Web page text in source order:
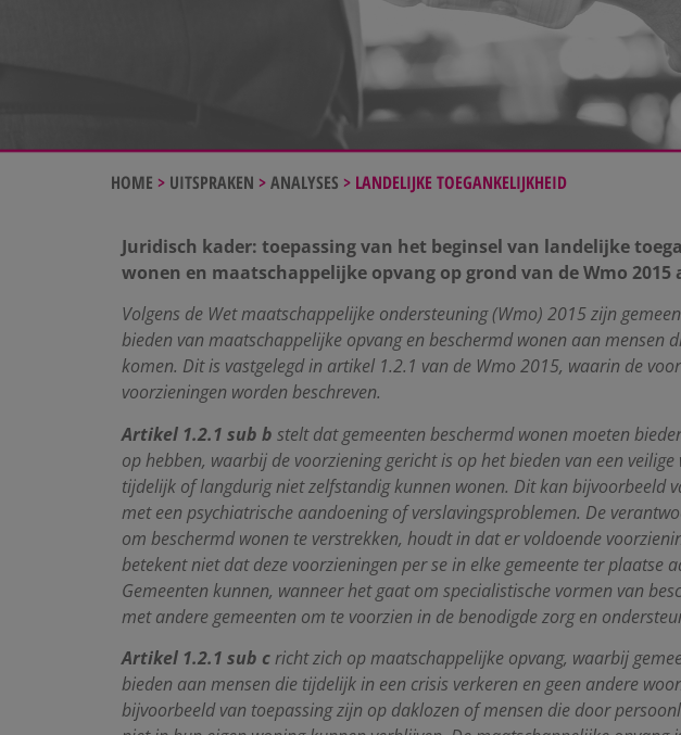
HOME > UITSPRAKEN >ANALYSES > LANDELIJKE TOEGANKELIJKHEID
Juridisch kader: toepassing van het beginsel van landelijke
wonen en maatschappelijke opvang op grond van de Wmo 2015
Volgens de Wet maatschappelijke ondersteuning (Wmo) 2015 zijn
bieden van maatschappelijke opvang en beschermd wonen aan mensen
komen. Dit is vastgelegd in artikel 1.2.1 van de Wmo 2015, waarin de
voorzieningen worden beschreven.
Artikel 1.2.1 sub b stelt dat gemeenten beschermd wonen moeten
op hebben, waarbij de voorziening gericht is op het bieden van een
tijdelijk of langdurig niet zelfstandig kunnen wonen. Dit kan bijvoorbeeld
met een psychiatrische aandoening of verslavingsproblemen. De
om beschermd wonen te verstrekken, houdt in dat er voldoende
betekent niet dat deze voorzieningen per se in elke gemeente ter plaatse
Gemeenten kunnen, wanneer het gaat om specialistische vormen van
met andere gemeenten om te voorzien in de benodigde zorg en
Artikel 1.2.1 sub cricht zich op maatschappelijke opvang, waarbij
bieden aan mensen die tijdelijk in een crisis verkeren en geen andere
bijvoorbeeld van toepassing zijn op daklozen of mensen die door